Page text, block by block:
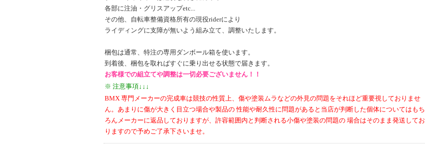
各部に注油・グリスアップetc...
その他、自転車整備資格所有の現役riderにより
ライディングに支障が無いよう組み立て、調整いたします。
梱包は通常、特注の専用ダンボール箱を使います。
到着後、梱包を取ればすぐに乗り出せる状態で届きます。
お客様での組立てや調整は一切必要ございません！！
※ 注意事項↓↓↓
BMX 専門メーカーの完成車は競技の性質上、傷や塗装ムラなどの外見の問題をそれほど重要視しておりませ
ん。あまりに傷が大きく目立つ場合や製品の 性能や耐久性に問題があると当店が判断した個体についてはもち
ろんメーカーに返品しておりますが、許容範囲内と判断される小傷や塗装の問題の 場合はそのまま発送してお
りますので予めご了承下さいませ。